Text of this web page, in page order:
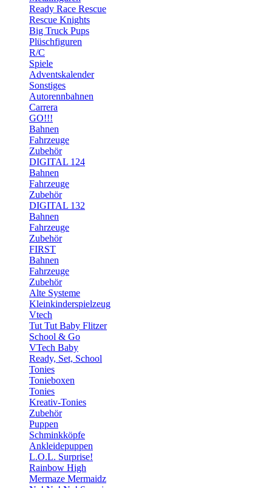
Ready Race Rescue
Rescue Knights
Big Truck Pups
Plüschfiguren
R/C
Spiele
Adventskalender
Sonstiges
Autorennbahnen
Carrera
GO!!!
Bahnen
Fahrzeuge
Zubehör
DIGITAL 124
Bahnen
Fahrzeuge
Zubehör
DIGITAL 132
Bahnen
Fahrzeuge
Zubehör
FIRST
Bahnen
Fahrzeuge
Zubehör
Alte Systeme
Kleinkinderspielzeug
Vtech
Tut Tut Baby Flitzer
School & Go
VTech Baby
Ready, Set, School
Tonies
Tonieboxen
Tonies
Kreativ-Tonies
Zubehör
Puppen
Schminkköpfe
Ankleidepuppen
L.O.L. Surprise!
Rainbow High
Mermaze Mermaidz